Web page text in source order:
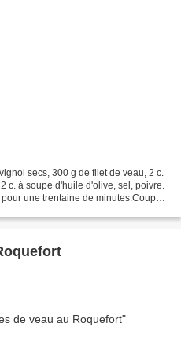
secs, 300 g de filet de veau, 2 c.
c. à soupe d'huile d'olive, sel, poivre.
une trentaine de minutes.Couper